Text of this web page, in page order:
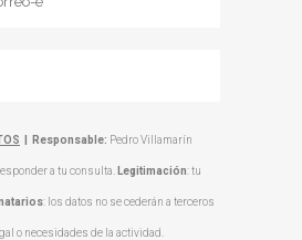
Responsable: Pedro Villamarín
a tu consulta. Legitimación: tu
: los datos no se cederán a terceros
o necesidades de la actividad.